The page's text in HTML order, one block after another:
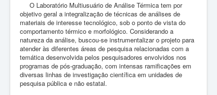
Visita Virtual
Informações Técnicas
Agendamentos
O Laboratório Multiusuário de Análise Térmica tem por
objetivo geral a integralização de técnicas de análises de
materiais de interesse tecnológico, sob o ponto de vista do
comportamento térmico e morfológico. Considerando a
natureza da análise, buscou-se instrumentalizar o projeto para
atender às diferentes áreas de pesquisa relacionadas com a
temática desenvolvida pelos pesquisadores envolvidos nos
programas de pós-graduação, com intensas ramificações em
diversas linhas de investigação científica em unidades de
pesquisa pública e não estatal.